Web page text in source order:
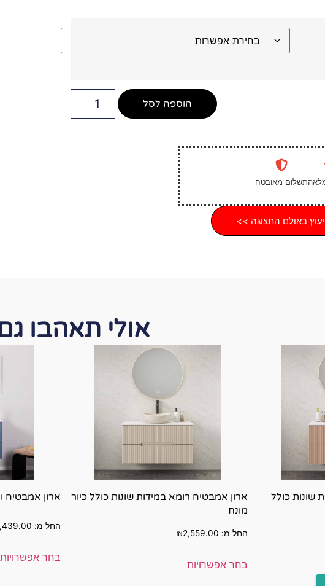
הוספה לסל
תשלום מאובטח
באולם התצוגה >>
אולי תאהבו
שונות כולל
ארון אמבטיה רומא במידות שונות כולל כיור
מונח
החל מ: ₪2,559.00
בחר אפשרויות
ארון אמבטיה
החל מ:
בחר אפשרויות